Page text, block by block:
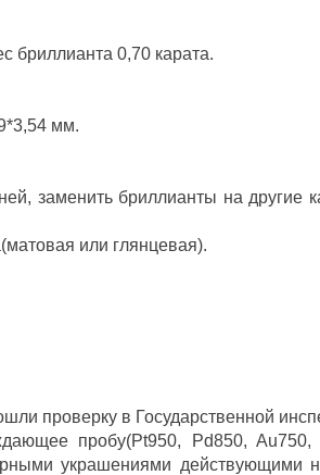
бриллианта 0,70 карата.
мм.
заменить бриллианты на другие
или глянцевая).
проверку в Государственной
пробу(Pt950, Pd850, Au750,
украшениями действующими